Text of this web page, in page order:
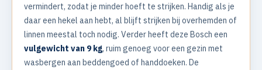
vermindert, zodat je minder hoeft te strijken. Handig als je
daar een hekel aan hebt, al blijft strijken bij overhemden of
linnen meestal toch nodig. Verder heeft deze Bosch een
vulgewicht van 9 kg, ruim genoeg voor een gezin met
wasbergen aan beddengoed of handdoeken. De